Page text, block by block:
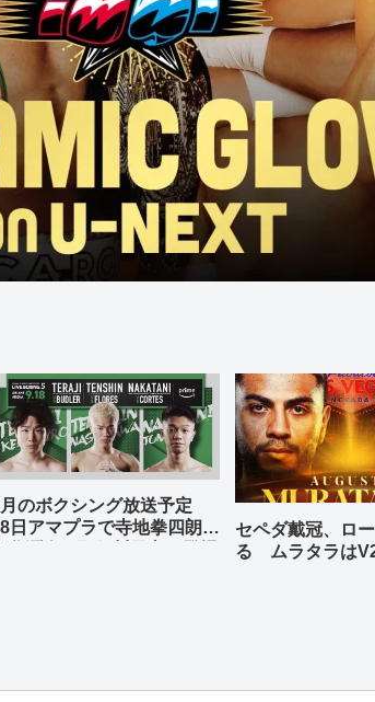
のボクシング放送予定
日アマプラで寺地拳四朗、
セペダ戴冠、ロ
る ムラタラは